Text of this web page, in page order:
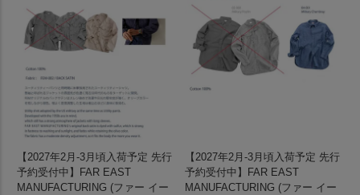
【2027年2月-3月頃入荷予定 先行
予約受付中】FAR EAST
MANUFACTURING (ファー イー
【2027年2月-3月頃入荷予定 先行
予約受付中】FAR EAST
MANUFACTURING (ファー イー